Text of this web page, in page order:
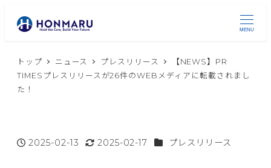
MENU
トップ ニュース プレスリリース
【NEWS】PR
TIMESプレスリリースが26件のWEBメディアに転載されまし
た！
投稿日
2025-02-13
更新日
2025-02-17 ニュースカテゴリー
プレスリリース